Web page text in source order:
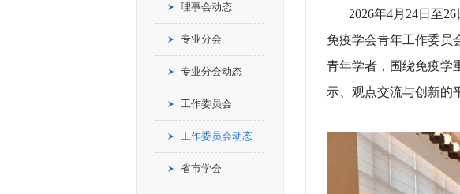
理事会动态
专业分会
专业分会动态
工作委员会
工作委员会动态
省市学会
2026年4月24日至26
免疫学会青年工作委员
青年学者，围绕免疫学
示、观点交流与创新的